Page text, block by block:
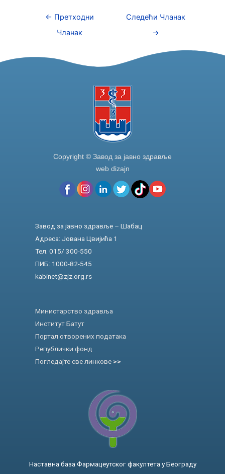
e
b
o
er e
← Претходни
Чланак
Следећи Чланак
→
Copyright © Завод за јавно здравље
web dizajn
Завод за јавно здравље – Шабац
Адреса: Јована Цвијића 1
Тел. 015/ 300-550
ПИБ: 1000-82-545
kabinet@zjz.org.rs
Министарство здравља
Институт Батут
Портал отворених података
Републички фонд
Погледајте све линкове >>
Наставна база Фармацеутског факултета у Београду